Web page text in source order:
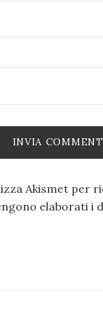
Akismet per
elaborati i